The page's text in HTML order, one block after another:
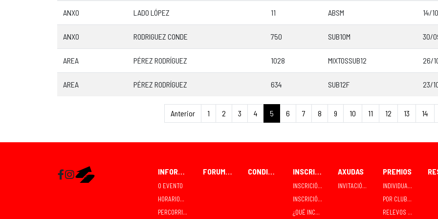
ANXO LADO LÓPEZ 11 ABSM 14/
ANXO RODRIGUEZ CONDE 750 SUB10M 30/
AREA PÉREZ RODRÍGUEZ 1028 MIXTOSSUB12 26/
AREA PÉREZ RODRÍGUEZ 634 SUB12F 23/
Anterior 1 2 3 4 5 6 7 8 9 10 11 12 13 14
INFORMACIÓN
O EVENTO
HORARIOS E COMPETICIÓNS
PERCORRIDOS
FORUM CEAO CONDICIÓNS PARA PARTICIPANTES INSCRICIÓNS
INSCRICIÓN / RECOLLIDA INDIVIDUAL
INSCRICIÓN / RECOLLIDA EN GRUPO - CLUBES
¿QUÉ INCLÚE A INSCRICIÓN?
AXUDAS
INVITACIÓNS E CONTRATACIÓNS
PREMIOS
INDIVIDUAIS
POR CLUBES
RELEVOS MIXTOS
Facebook
InstagramRaceMapp